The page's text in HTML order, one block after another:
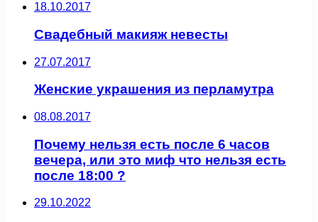
18.10.2017
Свадебный макияж невесты
27.07.2017
Женские украшения из перламутра
08.08.2017
Почему нельзя есть после 6 часов
вечера, или это миф что нельзя есть
после 18:00 ?
29.10.2022